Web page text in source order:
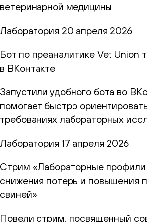
ветеринарной медицины
Лаборатория 20 апреля 2026
Бот по преаналитике Vet Union
в ВКонтакте
Запустили удобного бота во
помогает быстро
требованиях лабораторных
Лаборатория 17 апреля 2026
Стрим «Лабораторные профили
снижения потерь и повышения
свиней»
Повели стрим, посвященный